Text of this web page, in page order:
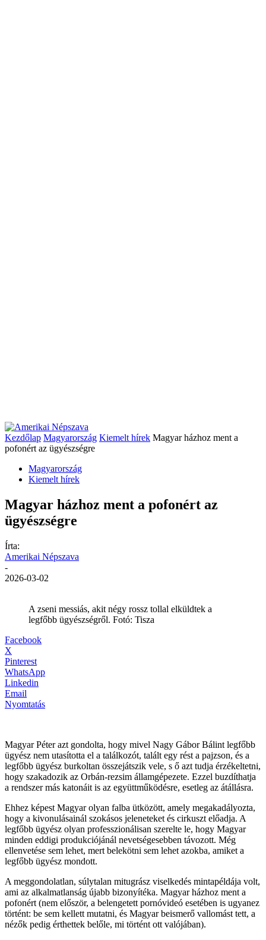
Kezdőlap Magyarország Kiemelt hírek Magyar házhoz ment a
pofonért az ügyészségre
Magyarország
Kiemelt hírek
Magyar házhoz ment a pofonért az
ügyészségre
Írta:
Amerikai Népszava
-
2026-03-02
A zseni messiás, akit négy rossz tollal elküldtek a
legfőbb ügyészségről. Fotó: Tisza
Facebook
X
Pinterest
WhatsApp
Linkedin
Email
Nyomtatás
Magyar Péter azt gondolta, hogy mivel Nagy Gábor Bálint legfőbb
ügyész nem utasította el a találkozót, talált egy rést a pajzson, és a
legfőbb ügyész burkoltan összejátszik vele, s ő azt tudja érzékeltetni,
hogy szakadozik az Orbán-rezsim államgépezete. Ezzel buzdíthatja
a rendszer más katonáit is az együttműködésre, esetleg az átállásra.
Ehhez képest Magyar olyan falba ütközött, amely megakadályozta,
hogy a kivonulásainál szokásos jeleneteket és cirkuszt előadja. A
legfőbb ügyész olyan professzionálisan szerelte le, hogy Magyar
minden eddigi produkciójánál nevetségesebben távozott. Még
ellenvetése sem lehet, mert belekötni sem lehet azokba, amiket a
legfőbb ügyész mondott.
A meggondolatlan, súlytalan mitugrász viselkedés mintapéldája volt,
ami az alkalmatlanság újabb bizonyítéka. Magyar házhoz ment a
pofonért (nem először, a belengetett pornóvideó esetében is ugyanez
történt: be sem kellett mutatni, és Magyar beismerő vallomást tett, a
nézők pedig érthettek belőle, mi történt ott valójában).